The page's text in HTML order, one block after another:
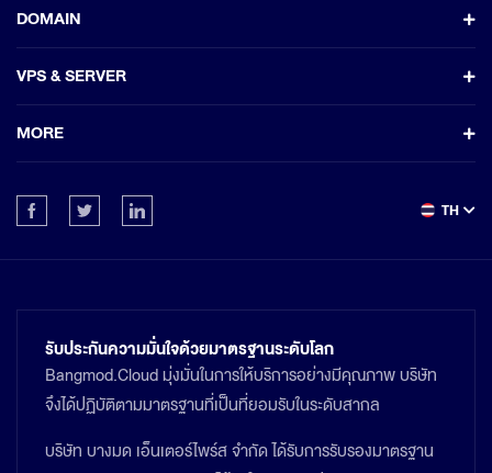
DOMAIN
VPS & SERVER
MORE
TH
รับประกันความมั่นใจด้วยมาตรฐานระดับโลก
Bangmod.Cloud มุ่งมั่นในการให้บริการอย่างมีคุณภาพ บริษัท
จึงได้ปฏิบัติตามมาตรฐานที่เป็นที่ยอมรับในระดับสากล
บริษัท บางมด เอ็นเตอร์ไพร์ส จำกัด ได้รับการรับรองมาตรฐาน